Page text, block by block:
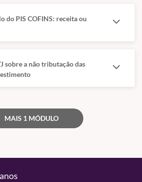
do PIS COFINS: receita ou
sobre a não tributação das
MAIS 1 MÓDULO